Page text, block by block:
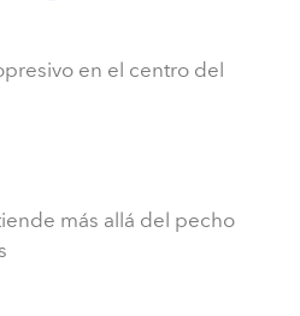
en el centro del
más allá del pecho